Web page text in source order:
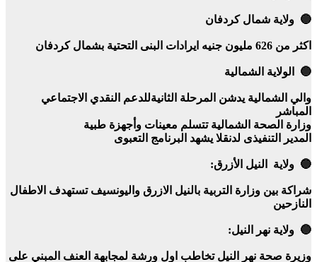
🔵 ولاية شمال كردفان
اكثر من 626 مليون جنيه ايرادات البنى التحتية بشمال كردفان
🔵 الولاية الشمالية
والي الشمالية يدشن المرحلة الثانيةللدعم النقدي الاجتماعي
المباشر
وزارة الصحة الشمالية تتسلم معينات وأجهزة طبية
المدير التنفيذى لدنقلا يشهد البرنامج التعبوى
🔵 ولاية النيل الأزرق:
شراكة بين وزارة التربية بالنيل الازرق واليونسيف تستهدف الاطفال
النازحين
🔵 ولاية نهر النيل:
وزيرة صحة نهر النيل تخاطب اول ورشة لمجابهة العنف المبني على